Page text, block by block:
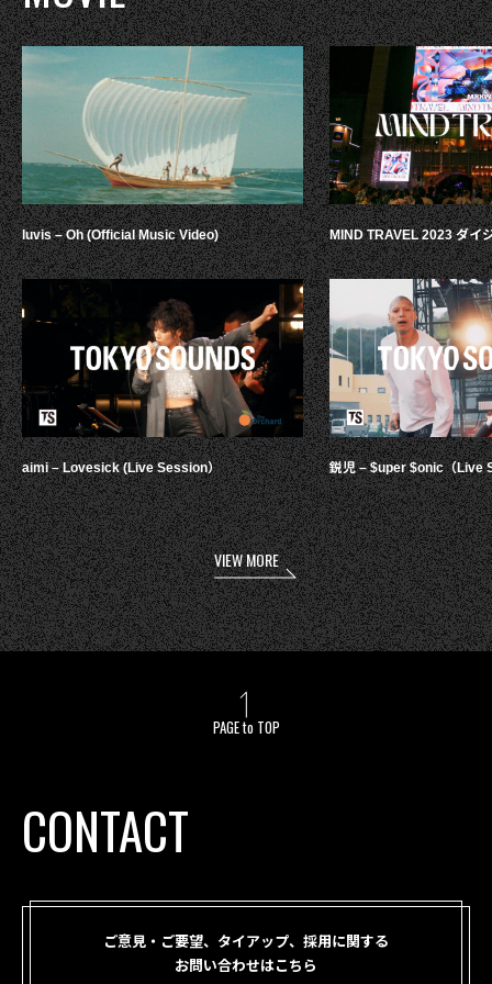
luvis – Oh (Official Music Video)
aimi – Lovesick (Live Session）
MIND TRAVEL 2023 ダイ
鋭児 – $uper $onic（Live
VIEW MORE
PAGE to TOP
CONTACT
ご意見・ご要望、タイアップ、採用に関する
お問い合わせはこちら